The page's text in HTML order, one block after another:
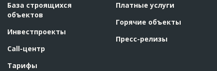
База строящихся
объектов
Инвестпроекты
Call-центр
Тарифы
Платные услуги
Горячие объекты
Пресс-релизы